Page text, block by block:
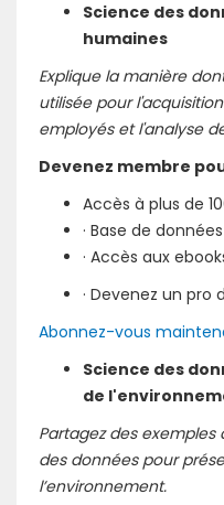
Science des
humaines
Explique la manière
utilisée pour
employés et l'analyse
Devenez membre
Accès à plus de
· Base de
· Accès aux
· Devenez un
Abonnez-vous
Science des
de
Partagez des exemples
des données pour
l’environnement.